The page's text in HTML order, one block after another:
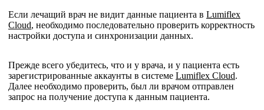
Если лечащий врач не видит данные пациента в Lumiflex
Cloud, необходимо последовательно проверить корректность
настройки доступа и синхронизации данных.
Прежде всего убедитесь, что и у врача, и у пациента есть
зарегистрированные аккаунты в системе Lumiflex Cloud.
Далее необходимо проверить, был ли врачом отправлен
запрос на получение доступа к данным пациента.